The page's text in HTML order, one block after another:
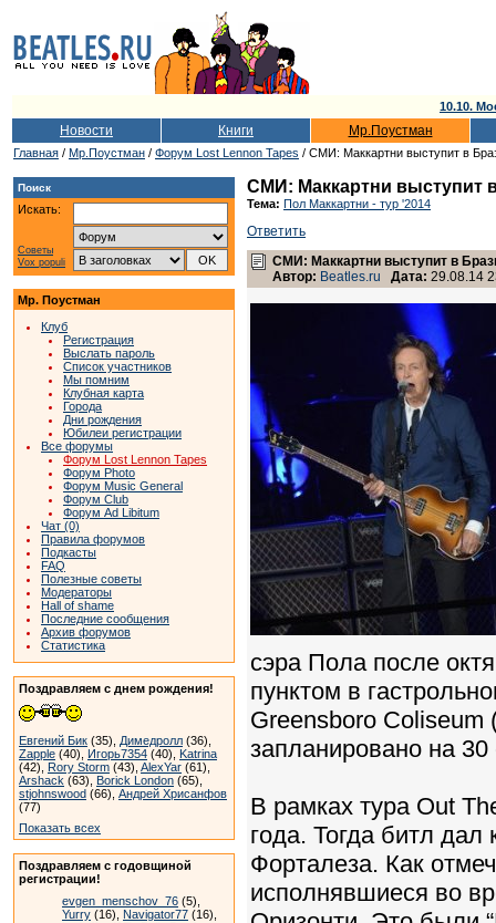
10.10.
Новости Книги Мр.Поустман
Главная / Мр.Поустман / Форум Lost Lennon Tapes / СМИ: Маккартни выступит в
Поиск
Искать:
Советы
Vox populi
Мр. Поустман
Клуб
Регистрация
Выслать пароль
Список участников
Мы помним
Клубная карта
Города
Дни рождения
Юбилеи регистрации
Все форумы
Форум Lost Lennon Tapes
Форум Photo
Форум Music General
Форум Club
Форум Ad Libitum
Чат (0)
Правила форумов
Подкасты
FAQ
Полезные советы
Модераторы
Hall of shame
Последние сообщения
Архив форумов
Статистика
Поздравляем с днем рождения!
Евгений Бик (35), Димедролл (36),
Zapple (40), Игорь7354 (40), Katrina
(42), Rory Storm (43), AlexYar (61),
Arshack (63), Borick London (65),
stjohnswood (66), Андрей Хрисанфов
(77)
Показать всех
Поздравляем с годовщиной
регистрации!
evgen_menschov_76 (5),
Yurry (16), Navigator77 (16),
СМИ: Маккартни выступит
Тема: Пол Маккартни - тур '2014
Ответить
СМИ: Маккартни выступит в
Автор: Beatles.ru Дата: 29.08.14
сэра Пола после
пунктом в
Greensboro
запланировано на 30
В рамках тура Out
года. Тогда битл
Форталеза. Как
исполнявшиеся во